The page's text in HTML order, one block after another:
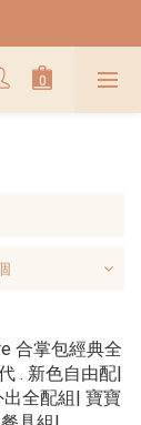
中
中